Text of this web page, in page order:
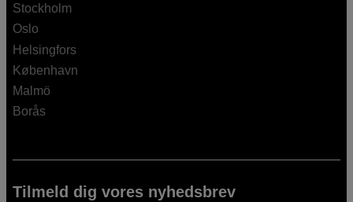
Stockholm
Oslo
Helsingfors
København
Malmö
Borås
Tilmeld dig vores nyhedsbrev